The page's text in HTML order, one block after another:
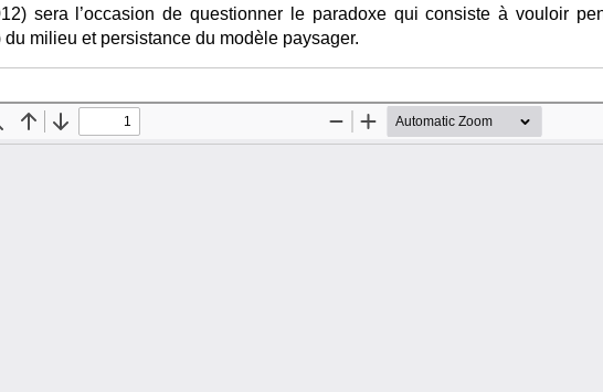
sera l’occasion de questionner le paradoxe qui consiste à vouloir
milieu et persistance du modèle paysager.